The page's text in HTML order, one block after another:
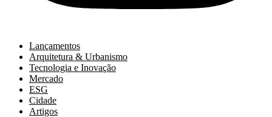
Lançamentos
Arquitetura & Urbanismo
Tecnologia e Inovação
Mercado
ESG
Cidade
Artigos